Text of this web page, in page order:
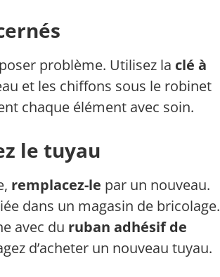
problème. Utilisez la clé à
et les chiffons sous le robinet
chaque élément avec soin.
le tuyau
remplacez-le par un nouveau.
dans un magasin de bricolage.
avec du ruban adhésif de
d’acheter un nouveau tuyau.